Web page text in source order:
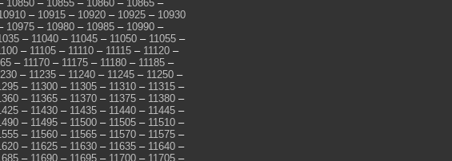
10850 – 10855 – 10860 – 10865 –
– 10915 – 10920 – 10925 – 10930
10975 – 10980 – 10985 – 10990 –
– 11040 – 11045 – 11050 – 11055 –
– 11105 – 11110 – 11115 – 11120 –
– 11170 – 11175 – 11180 – 11185 –
– 11235 – 11240 – 11245 – 11250 –
– 11300 – 11305 – 11310 – 11315 –
– 11365 – 11370 – 11375 – 11380 –
– 11430 – 11435 – 11440 – 11445 –
– 11495 – 11500 – 11505 – 11510 –
– 11560 – 11565 – 11570 – 11575 –
– 11625 – 11630 – 11635 – 11640 –
– 11690 – 11695 – 11700 – 11705 –